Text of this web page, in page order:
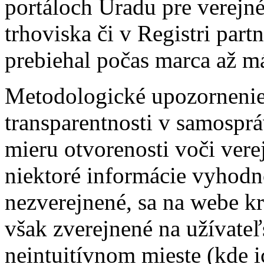
portáloch Úradu pre
trhoviska či v Registri
prebiehal počas marca až
Metodologické
transparentnosti v
mieru otvorenosti voči
niektoré informácie
nezverejnené, sa na webe
však zverejnené na
neintuitívnom mieste (kde